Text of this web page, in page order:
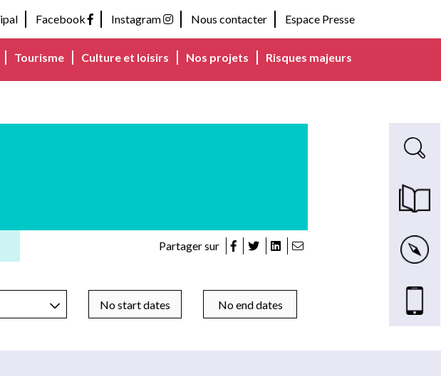
Facebook Instagram Nous contacter Espace Presse
Tourisme Culture et loisirs Nos projets Risques majeurs
Partager sur